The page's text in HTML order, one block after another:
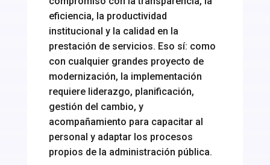
eficiencia, la productividad
institucional y la calidad en la
prestación de servicios. Eso sí: como
con cualquier grandes proyecto de
modernización, la implementación
requiere liderazgo, planificación,
gestión del cambio, y
acompañamiento para capacitar al
personal y adaptar los procesos
propios de la administración pública.